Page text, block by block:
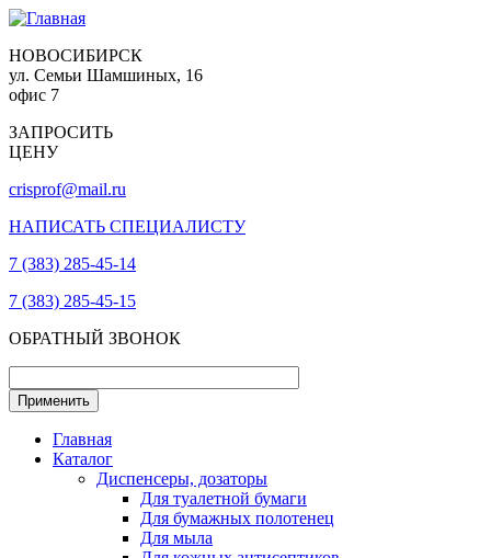
НОВОСИБИРСК
ул. Семьи Шамшиных, 16
офис 7
ЗАПРОСИТЬ
ЦЕНУ
crisprof@mail.ru
НАПИСАТЬ СПЕЦИАЛИСТУ
7 (383) 285-45-14
7 (383) 285-45-15
ОБРАТНЫЙ ЗВОНОК
Главная
Каталог
Диспенсеры, дозаторы
Для туалетной бумаги
Для бумажных полотенец
Для мыла